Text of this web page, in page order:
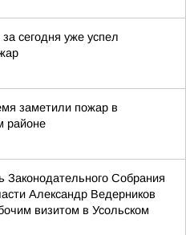
сегодня уже успел
заметили пожар в
районе
Законодательного Собрания
Александр Ведерников
визитом в Усольском